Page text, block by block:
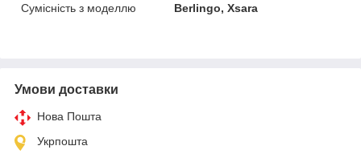
Сумісність з моделлю
Berlingo, Xsara
Умови доставки
Нова Пошта
Укрпошта